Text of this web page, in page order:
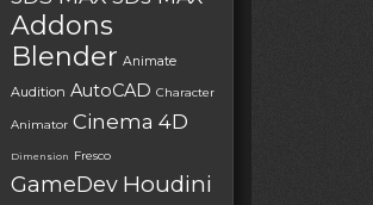
Addons
Blender Animate
Audition AutoCAD Character
Animator Cinema 4D
Dimension Fresco
GameDev Houdini